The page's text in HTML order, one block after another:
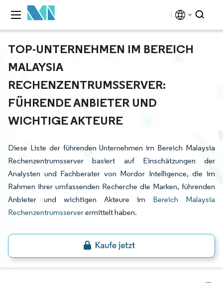
TOP-UNTERNEHMEN IM BEREICH
MALAYSIA
RECHENZENTRUMSSERVER:
FÜHRENDE ANBIETER UND
WICHTIGE AKTEURE
Diese Liste der führenden Unternehmen im Bereich Malaysia
Rechenzentrumsserver basiert auf Einschätzungen der
Analysten und Fachberater von Mordor Intelligence, die im
Rahmen ihrer umfassenden Recherche die Marken, führenden
Anbieter und wichtigen Akteure im Bereich Malaysia
Rechenzentrumsserverermittelt haben.